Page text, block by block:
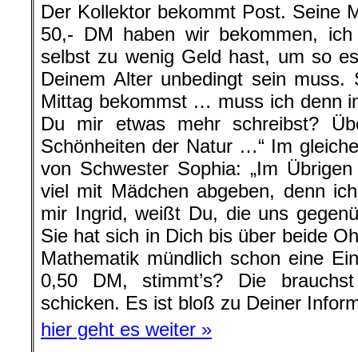
Der Kollektor bekommt Post. Seine
50,- DM haben wir bekommen,
selbst zu wenig Geld hast, um so
Deinem Alter unbedingt sein
Mittag bekommst … muss ich denn
Du mir etwas mehr schreibst?
Schönheiten der Natur …“ Im
von Schwester Sophia: „Im
viel mit Mädchen abgeben, denn
mir Ingrid, weißt Du, die uns
Sie hat sich in Dich bis über beide
Mathematik mündlich schon eine
0,50 DM, stimmt’s? Die
schicken. Es ist bloß zu Deiner
hier geht es weiter »